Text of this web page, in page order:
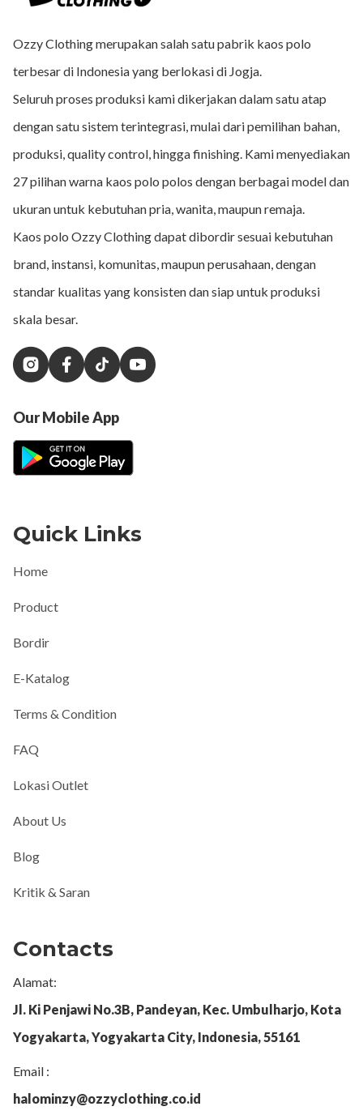
Ozzy Clothing merupakan salah satu pabrik kaos polo
terbesar di Indonesia yang berlokasi di Jogja.
Seluruh proses produksi kami dikerjakan dalam satu atap
dengan satu sistem terintegrasi, mulai dari pemilihan bahan,
produksi, quality control, hingga finishing. Kami menyediakan
27 pilihan warna kaos polo polos dengan berbagai model dan
ukuran untuk kebutuhan pria, wanita, maupun remaja.
Kaos polo Ozzy Clothing dapat dibordir sesuai kebutuhan
brand, instansi, komunitas, maupun perusahaan, dengan
standar kualitas yang konsisten dan siap untuk produksi
skala besar.
Our Mobile App
Quick Links
Home
Product
Bordir
E-Katalog
Terms & Condition
FAQ
Lokasi Outlet
About Us
Blog
Kritik & Saran
Contacts
Alamat:
Jl. Ki Penjawi No.3B, Pandeyan, Kec. Umbulharjo, Kota
Yogyakarta, Yogyakarta City, Indonesia, 55161
Email :
halominzy@ozzyclothing.co.id